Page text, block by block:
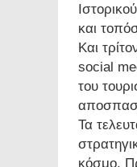
και
Και
social
του
Τα
κόσμο.